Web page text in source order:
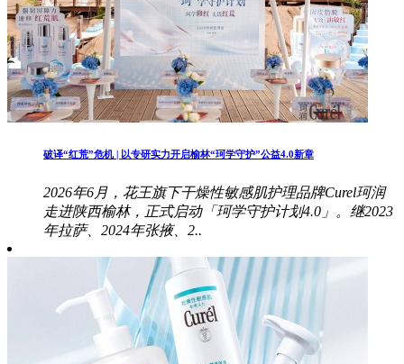
破译“红荒”危机 | 以专研实力开启榆林“珂学守护”公益4.0新章
2026年6月，花王旗下干燥性敏感肌护理品牌Curel珂润
走进陕西榆林，正式启动「珂学守护计划4.0」。继2023
年拉萨、2024年张掖、2..